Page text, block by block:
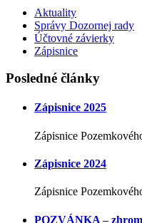
Aktuality
Správy Dozornej rady
Účtovné závierky
Zápisnice
Posledné články
Zápisnice 2025
Zápisnice
Zápisnice 2024
Zápisnice
POZVÁNKA –